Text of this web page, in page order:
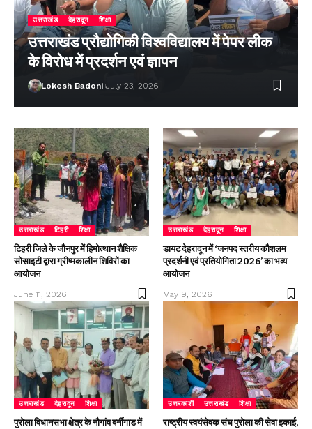
उत्तराखंड देहरादून शिक्षा
उत्तराखंड प्रौद्योगिकी विश्वविद्यालय में पेपर लीक
के विरोध में प्रदर्शन एवं ज्ञापन
Lokesh Badoni July 23, 2026
उत्तराखंड टिहरी शिक्षा
टिहरी जिले के जौनपुर में हिमोत्थान शैक्षिक
सोसाइटी द्वारा ग्रीष्मकालीन शिविरों का
आयोजन
June 11, 2026
उत्तराखंड देहरादून शिक्षा
डायट देहरादून में ‘जनपद स्तरीय कौशलम
प्रदर्शनी एवं प्रतियोगिता 2026’ का भव्य
आयोजन
May 9, 2026
उत्तराखंड देहरादून शिक्षा
पुरोला विधानसभा क्षेत्र के नौगांव बर्नीगाड में
उत्तरकाशी उत्तराखंड शिक्षा
राष्ट्रीय स्वयंसेवक संघ पुरोला की सेवा इकाई,